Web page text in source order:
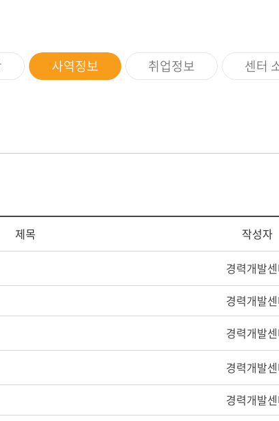
사역정보 취업정보 센터
제목 작성자
경력개발
경력개발
경력개발
경력개발
경력개발